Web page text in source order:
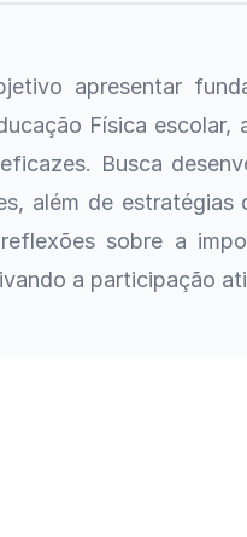
apresentar
Física escolar,
Busca
além de estratégias
sobre a
a participação